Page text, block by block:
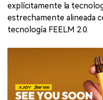
explícitamente la
estrechamente alineada
tecnología FEELM 2.0.